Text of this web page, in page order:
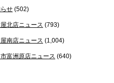
せ (502)
北店ニュース (793)
南店ニュース (1,004)
市富洲原店ニュース (640)